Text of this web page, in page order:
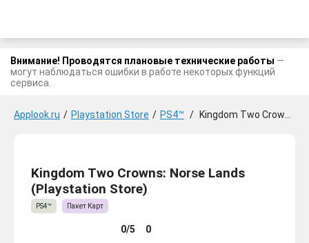
Внимание! Проводятся плановые технические работы —
могут наблюдаться ошибки в работе некоторых функций
сервиса.
Applook.ru / Playstation Store / PS4™ / Kingdom Two Crowns: Norse Lands
Kingdom Two Crowns: Norse Lands
(Playstation Store)
PS4™ Пакет Карт
0/5 0